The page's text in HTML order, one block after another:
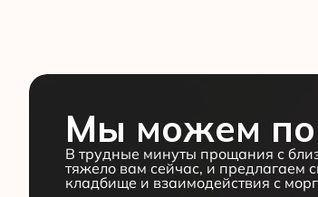
Мы можем
В трудные минуты прощания с
тяжело вам сейчас, и предлагаем
кладбище и взаимодействия с